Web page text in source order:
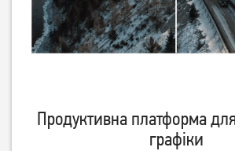
Продуктивна платформа
графіки